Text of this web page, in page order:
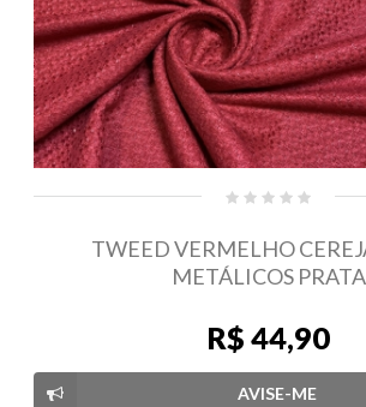
TWEED VERMELHO
METÁLICOS PRATA
R$ 44,90
AVISE-ME